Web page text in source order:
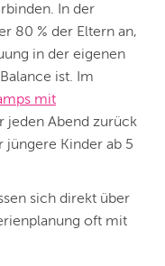
In der
80 % der Eltern an,
in der eigenen
ist. Im
mit
jeden Abend zurück
jüngere Kinder ab 5
sich direkt über
oft mit